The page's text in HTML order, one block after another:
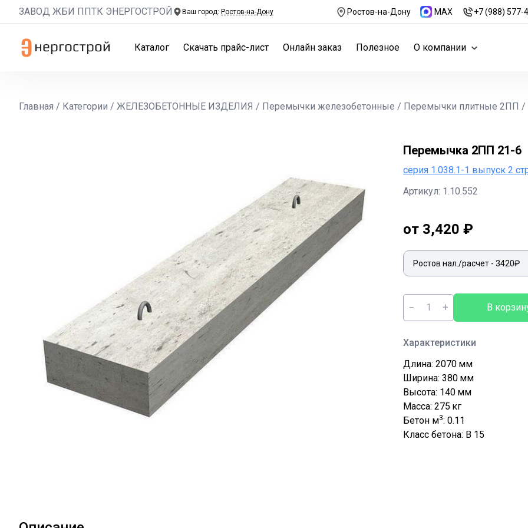
ЗАВОД ЖБИ ППТК ЭНЕРГОСТРОЙ Ваш город: Ростов-на-Дону Ростов-на-Дону MAX +7 (988) 577-
Каталог Скачать прайс-лист Онлайн заказ Полезное О компании
Главная / Категории / ЖЕЛЕЗОБЕТОННЫЕ ИЗДЕЛИЯ / Перемычки железобетонные / Перемычки плитные 2ПП /
Перемычка 2ПП 21-6
серия 1.038.1-1 выпуск 2
Артикул: 1.10.552
от 3,420 ₽
− + В
Характеристики
Длина: 2070 мм
Ширина: 380 мм
Высота: 140 мм
Масса: 275 кг
Бетон м3: 0.11
Класс бетона: В 15